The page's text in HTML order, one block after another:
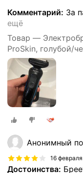
Комментарий: За
ещё
Товар —
ProSkin, голубой/
Анонимный
16 февраля
Достоинства: